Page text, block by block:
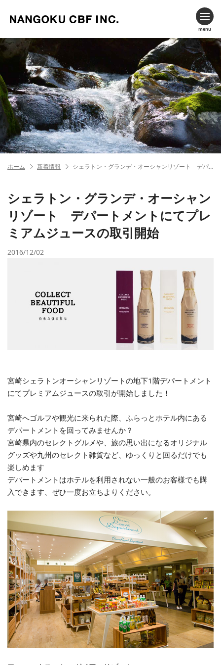
menu
ホーム 新着情報 シェラトン・グランデ・オーシャンリゾート デパートメントにてプレミアムジュースの取引開始
シェラトン・グランデ・オーシャン
リゾート デパートメントにてプレ
ミアムジュースの取引開始
2016/12/02
宮崎シェラトンオーシャンリゾートの地下1階デパートメント
にてプレミアムジュースの取引が開始しました！
宮崎へゴルフや観光に来られた際、ふらっとホテル内にある
デパートメントを回ってみませんか？
宮崎県内のセレクトグルメや、旅の思い出になるオリジナル
グッズや九州のセレクト雑貨など、ゆっくりと回るだけでも
楽しめます
デパートメントはホテルを利用されない一般のお客様でも購
入できます、ぜひ一度お立ちよりください。